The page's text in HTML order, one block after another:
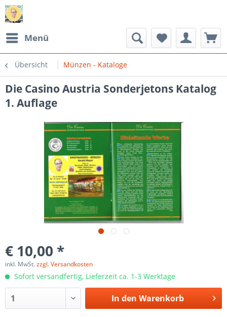
Menü
Übersicht Münzen - Kataloge
Die Casino Austria Sonderjetons Katalog
1. Auflage
€ 10,00 *
inkl. MwSt.zzgl. Versandkosten
Sofort versandfertig, Lieferzeit ca. 1-3 Werktage
In den Warenkorb